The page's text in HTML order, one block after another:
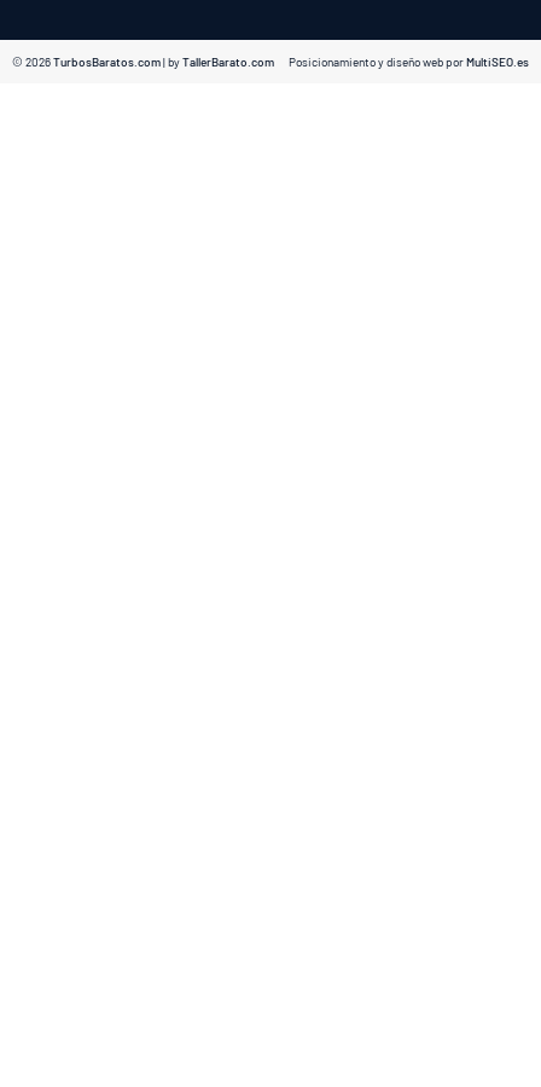
© 2026TurbosBaratos.com| byTallerBarato.com Posicionamiento y diseño web porMultiSEO.es